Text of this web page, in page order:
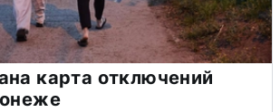
карта отключений